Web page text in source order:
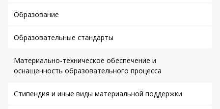
Образование
Образовательные стандарты
Материально-техническое обеспечение и
оснащенность образовательного процесса
Стипендия и иные виды материальной поддержки